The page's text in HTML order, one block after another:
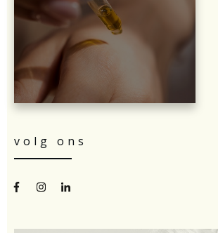
volg ons